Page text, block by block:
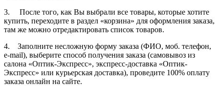
3. После того, как Вы выбрали все товары, которые хотите
купить, переходите в раздел «корзина» для оформления заказа,
там же можно отредактировать список товаров.
4. Заполните несложную форму заказа (ФИО, моб. телефон,
e-mail), выберите способ получения заказа (самовывоз из
салона «Оптик-Экспресс», экспресс-доставка «Оптик-
Экспресс» или курьерская доставка), проведите 100% оплату
заказа онлайн на сайте.